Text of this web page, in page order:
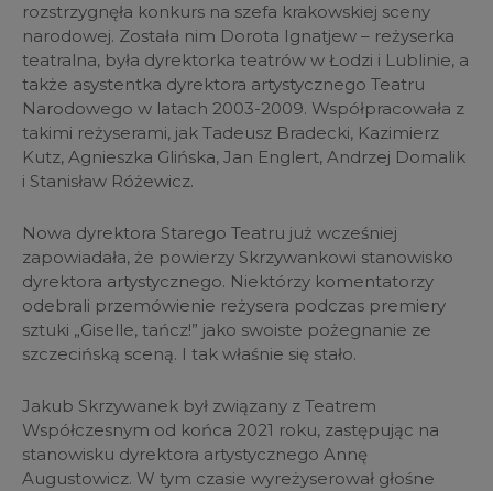
rozstrzygnęła konkurs na szefa krakowskiej sceny
narodowej. Została nim Dorota Ignatjew – reżyserka
teatralna, była dyrektorka teatrów w Łodzi i Lublinie, a
także asystentka dyrektora artystycznego Teatru
Narodowego w latach 2003-2009. Współpracowała z
takimi reżyserami, jak Tadeusz Bradecki, Kazimierz
Kutz, Agnieszka Glińska, Jan Englert, Andrzej Domalik
i Stanisław Różewicz.
Nowa dyrektora Starego Teatru już wcześniej
zapowiadała, że powierzy Skrzywankowi stanowisko
dyrektora artystycznego. Niektórzy komentatorzy
odebrali przemówienie reżysera podczas premiery
sztuki „Giselle, tańcz!” jako swoiste pożegnanie ze
szczecińską sceną. I tak właśnie się stało.
Jakub Skrzywanek był związany z Teatrem
Współczesnym od końca 2021 roku, zastępując na
stanowisku dyrektora artystycznego Annę
Augustowicz. W tym czasie wyreżyserował głośne